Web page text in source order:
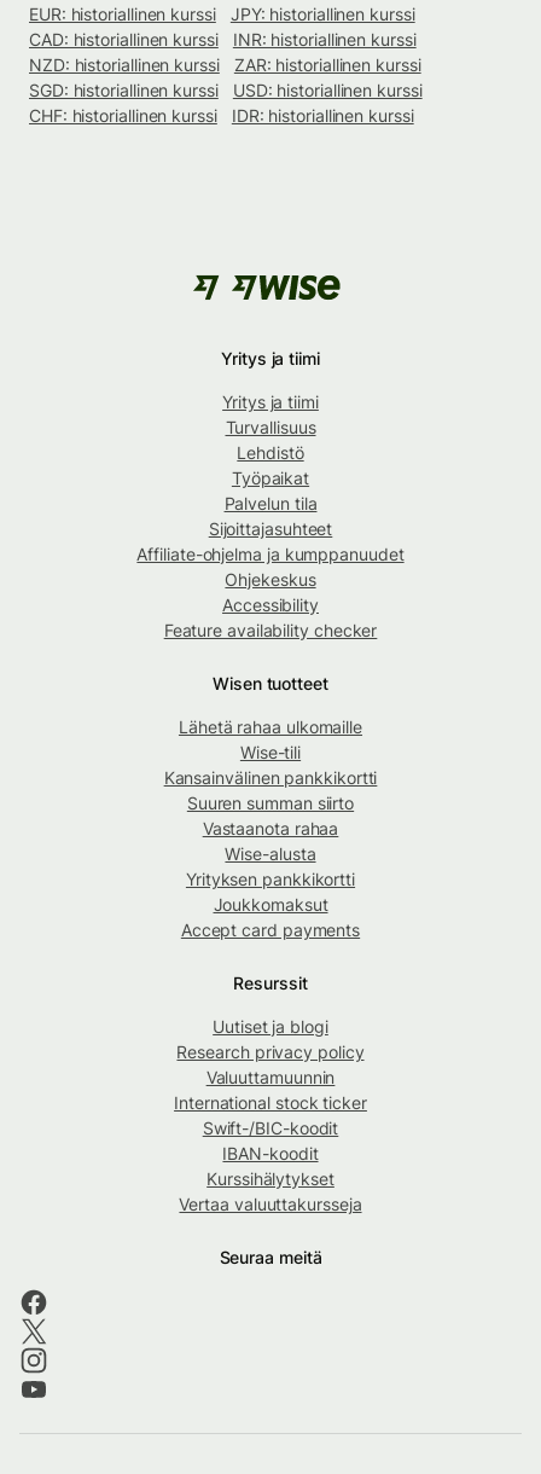
EUR: historiallinen kurssi
JPY: historiallinen kurssi
CAD: historiallinen kurssi
INR: historiallinen kurssi
NZD: historiallinen kurssi
ZAR: historiallinen kurssi
SGD: historiallinen kurssi
USD: historiallinen kurssi
CHF: historiallinen kurssi
IDR: historiallinen kurssi
Yritys ja tiimi
Yritys ja tiimi
Turvallisuus
Lehdistö
Työpaikat
Palvelun tila
Sijoittajasuhteet
Affiliate-ohjelma ja kumppanuudet
Ohjekeskus
Accessibility
Feature availability checker
Wisen tuotteet
Lähetä rahaa ulkomaille
Wise-tili
Kansainvälinen pankkikortti
Suuren summan siirto
Vastaanota rahaa
Wise-alusta
Yrityksen pankkikortti
Joukkomaksut
Accept card payments
Resurssit
Uutiset ja blogi
Research privacy policy
Valuuttamuunnin
International stock ticker
Swift-/BIC-koodit
IBAN-koodit
Kurssihälytykset
Vertaa valuuttakursseja
Seuraa meitä